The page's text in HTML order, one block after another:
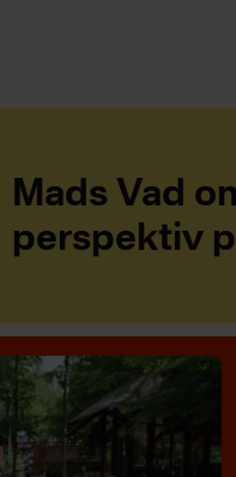
Mads Vad
perspektiv